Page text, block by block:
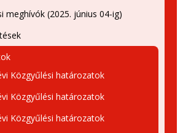
meghívók (2025. június 04-ig)
Közgyűlési határozatok
Közgyűlési határozatok
Közgyűlési határozatok